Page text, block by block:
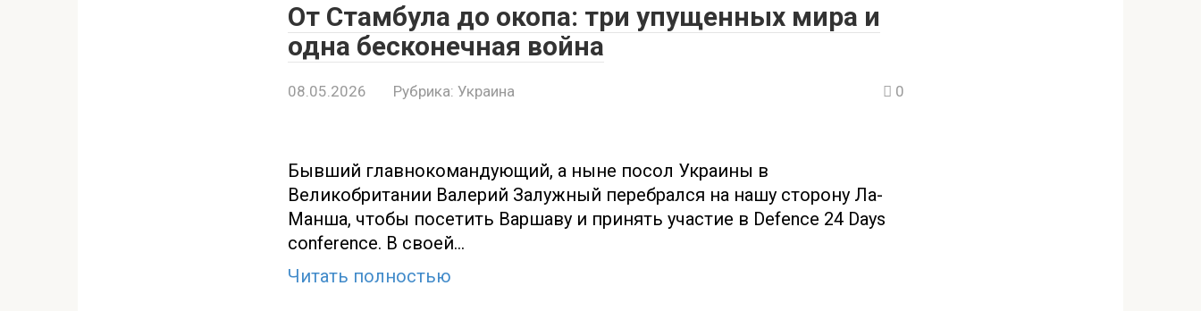
От Стамбула до окопа: три упущенных мира и
одна бесконечная война
08.05.2026 Рубрика: Украина 0
Бывший главнокомандующий, а ныне посол Украины в
Великобритании Валерий Залужный перебрался на нашу сторону Ла-
Манша, чтобы посетить Варшаву и принять участие в Defence 24 Days
conference. В своей…
Читать полностью